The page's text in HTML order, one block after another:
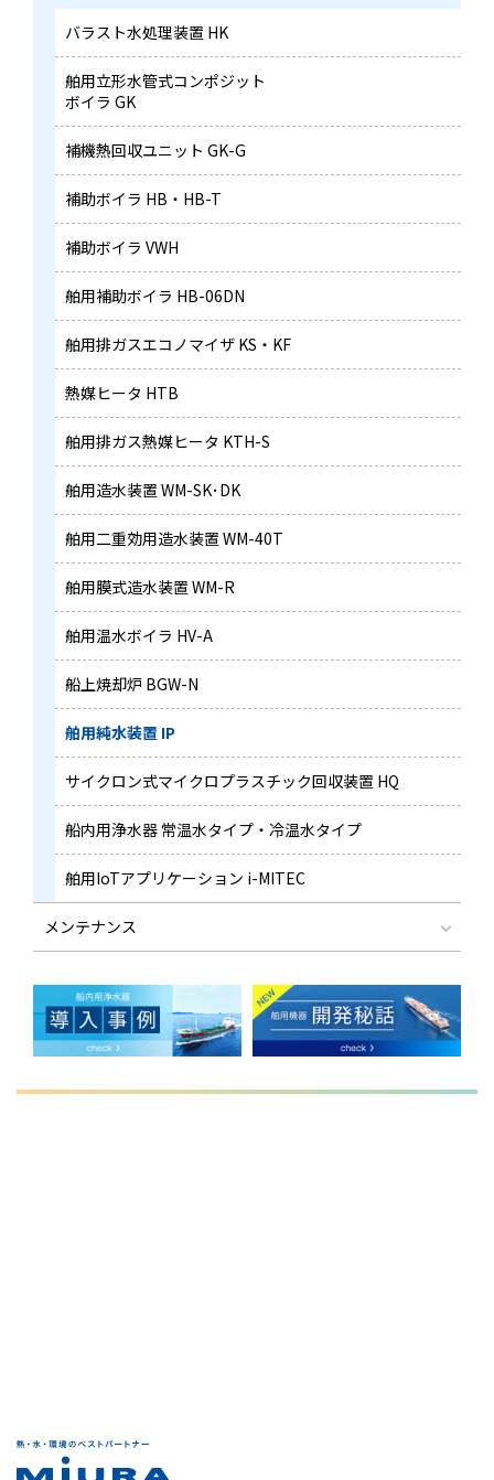
バラスト水処理装置 HK
舶用立形水管式コンポジット
ボイラ GK
補機熱回収ユニット GK-G
補助ボイラ HB・HB-T
補助ボイラ VWH
舶用補助ボイラ HB-06DN
舶用排ガスエコノマイザ KS・KF
熱媒ヒータ HTB
舶用排ガス熱媒ヒータ KTH-S
舶用造水装置 WM-SK･DK
舶用二重効用造水装置 WM-40T
舶用膜式造水装置 WM-R
舶用温水ボイラ HV-A
船上焼却炉 BGW-N
舶用純水装置 IP
サイクロン式マイクロプラスチック回収装置 HQ
船内用浄水器 常温水タイプ・冷温水タイプ
舶用IoTアプリケーション i-MITEC
メンテナンス